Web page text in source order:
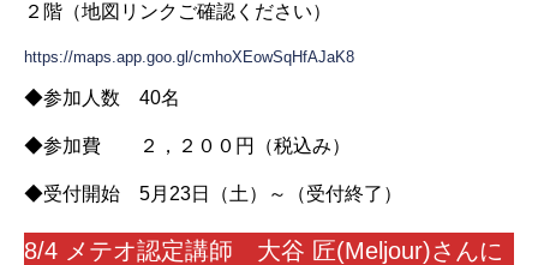
２階（地図リンクご確認ください）
https://maps.app.goo.gl/cmhoXEowSqHfAJaK8
◆参加人数 40名
◆参加費 ２，２００円（税込み）
◆受付開始 5月23日（土）～（受付終了）
8/4 メテオ認定講師 大谷 匠(Meljour)さんに